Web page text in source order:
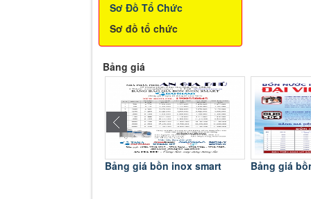
Sơ Đồ Tổ Chức
Sơ đồ tổ chức
Bảng giá
Bảng giá bồn inox smart Bảng giá